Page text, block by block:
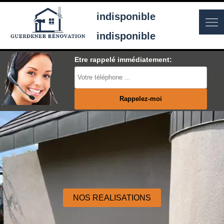
indisponible
indisponible
Etre rappelé immédiatement:
NOS REALISATIONS